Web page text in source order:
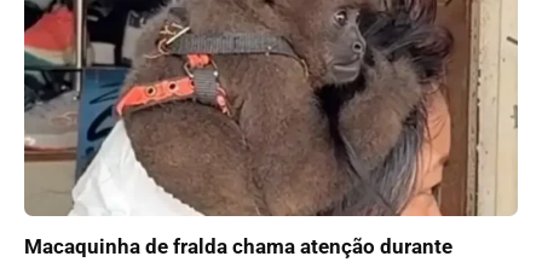
Macaquinha de fralda chama atenção durante